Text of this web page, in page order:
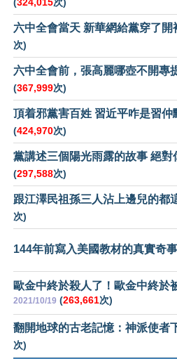
六中全會當天 新華網給黨穿了開
次)
六中全會前，張高麗哪壺不開專
(367,999次)
頂着邪黨害百姓 習近平咋是習仲
(424,970次)
黨講述三個陽光雨露的故事 絕對
(297,588次)
跟江澤民祖孫三人沾上邊兒的都
次)
144年前寫入美國教材的真實奇事
歐金中終於殺人了！歐金中終於
2021/10/19 (263,661次)
翻開地球的古老記憶：神派使者
次)